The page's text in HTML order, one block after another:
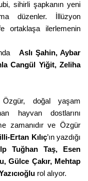
sihirli şapkanın yeni
düzenler. İllüzyon
ortaklaşa ilerlemenin
Aslı Şahin, Aybar
Cangül Yiğit, Zeliha
doğal yaşam
hayvan dostlarını
zamanıdır ve Özgür
Ertan Kılıç’ın yazdığı
Tuğhan Taş, Esen
Gülce Çakır, Mehtap
rol alıyor.